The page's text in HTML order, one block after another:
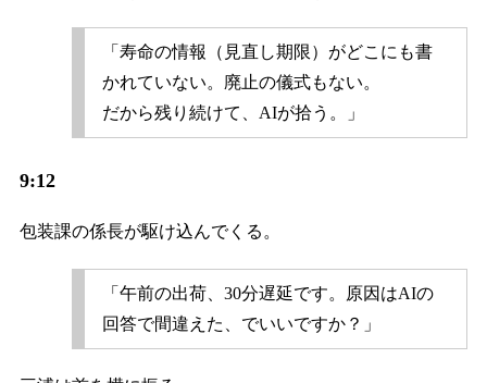
「寿命の情報（見直し期限）がどこにも書
かれていない。廃止の儀式もない。
だから残り続けて、AIが拾う。」
9:12
包装課の係長が駆け込んでくる。
「午前の出荷、30分遅延です。原因はAIの
回答で間違えた、でいいですか？」